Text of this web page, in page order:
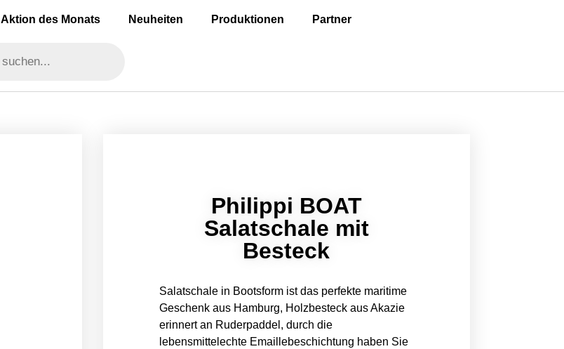
Aktion des Monats Neuheiten Produktionen Partner
Philippi BOAT
Salatschale mit
Besteck
Salatschale in Bootsform ist das perfekte maritime
Geschenk aus Hamburg, Holzbesteck aus Akazie
erinnert an Ruderpaddel, durch die
lebensmittelechte Emaillebeschichtung haben Sie